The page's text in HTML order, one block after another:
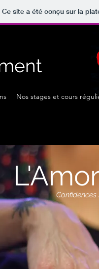
Ce site a été conçu sur la
Nos stages et cours